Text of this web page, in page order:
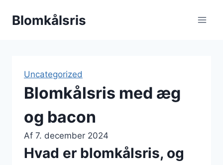
Blomkålsris
Uncategorized
Blomkålsris med æg
og bacon
Af 7. december 2024
Hvad er blomkålsris, og